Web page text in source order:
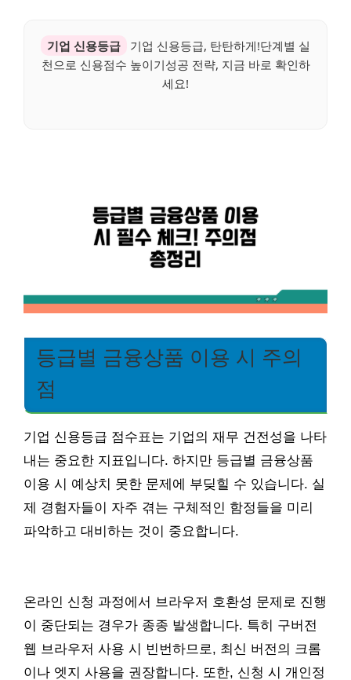
기업 신용등급
기업 신용등급, 탄탄하게!단계별 실
천으로 신용점수 높이기성공 전략, 지금 바로 확인하
세요!
등급별 금융상품 이용 시 주의
점
기업 신용등급 점수표는 기업의 재무 건전성을 나타
내는 중요한 지표입니다. 하지만 등급별 금융상품
이용 시 예상치 못한 문제에 부딪힐 수 있습니다. 실
제 경험자들이 자주 겪는 구체적인 함정들을 미리
파악하고 대비하는 것이 중요합니다.
온라인 신청 과정에서 브라우저 호환성 문제로 진행
이 중단되는 경우가 종종 발생합니다. 특히 구버전
웹 브라우저 사용 시 빈번하므로, 최신 버전의 크롬
이나 엣지 사용을 권장합니다. 또한, 신청 시 개인정